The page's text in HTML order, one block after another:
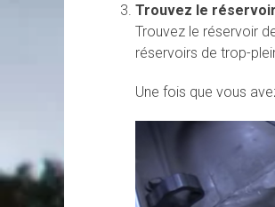
Trouvez le
Trouvez le réservoir
réservoirs de trop-
Une fois que vous